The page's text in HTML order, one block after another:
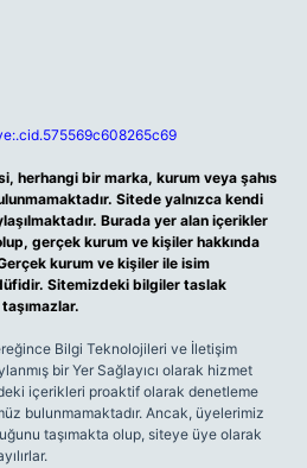
herhangi bir marka, kurum veya şahıs
Sitede yalnızca kendi
Burada yer alan içerikler
gerçek kurum ve kişiler hakkında
kurum ve kişiler ile isim
Sitemizdeki bilgiler taslak
Bilgi Teknolojileri ve İletişim
bir Yer Sağlayıcı olarak hizmet
içerikleri proaktif olarak denetleme
bulunmamaktadır. Ancak, üyelerimiz
taşımakta olup, siteye üye olarak